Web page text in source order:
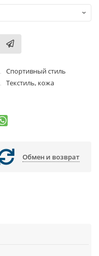
Спортивный стиль
Текстиль, кожа
Обмен и возврат